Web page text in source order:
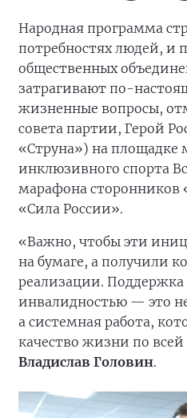
Народная программа
потребностях людей, и
общественных
затрагивают по-
жизненные вопросы,
совета партии, Герой
«Струна») на площадке
инклюзивного спорта
марафона сторонников
«Сила России».
«Важно, чтобы эти
на бумаге, а получили
реализации. Поддержка
инвалидностью — это
а системная работа,
качество жизни по
Владислав Головин.